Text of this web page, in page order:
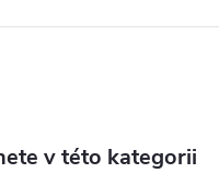
v této kategorii